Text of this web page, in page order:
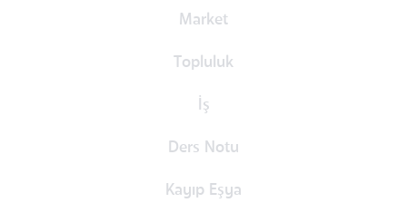
Market
Topluluk
İş
Ders Notu
Kayıp Eşya